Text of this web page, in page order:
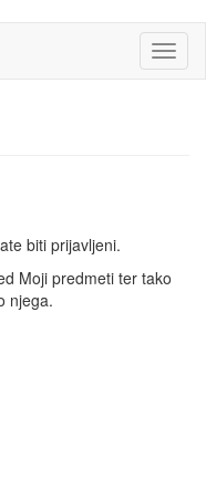
biti prijavljeni.
Moji predmeti ter tako
njega.